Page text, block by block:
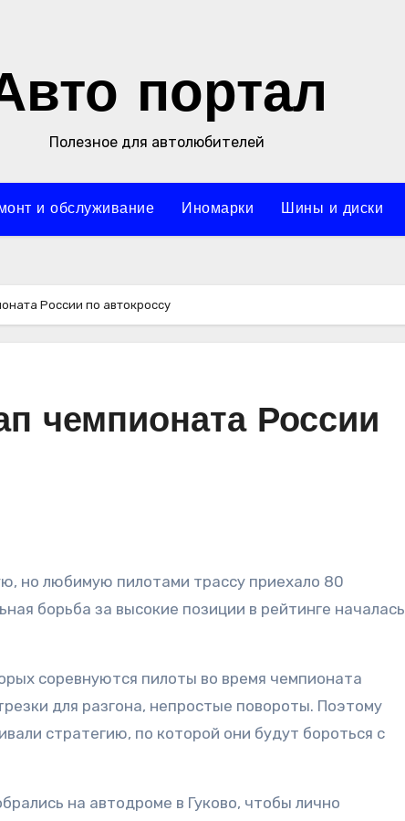
портал
Полезное для автолюбителей
и обслуживание Иномарки Шины и диски
России по автокроссу
чемпионата России
борьба за высокие позиции в рейтинге началась
соревнуются пилоты во время чемпионата
для разгона, непростые повороты. Поэтому
стратегию, по которой они будут бороться с
на автодроме в Гуково, чтобы лично